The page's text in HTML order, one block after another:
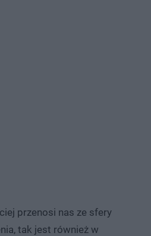
przenosi nas ze sfery
tak jest również w